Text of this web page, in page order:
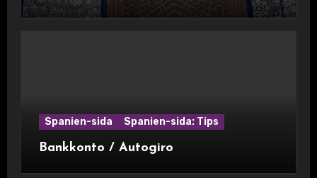
Spanien-sida Spanien-sida: Tips
Bankkonto / Autogiro